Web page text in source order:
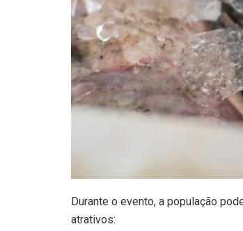
Durante o evento, a população
atrativos: